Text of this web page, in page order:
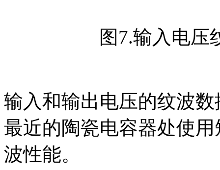
图7.输入电压
输入和输出电压的纹波
最近的陶瓷电容器处使
波性能。